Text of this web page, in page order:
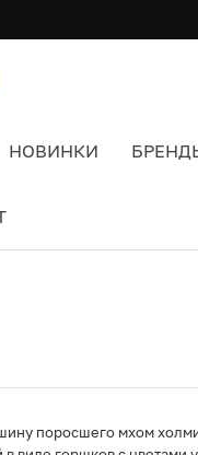
НОВИНКИ
поросшего мхом